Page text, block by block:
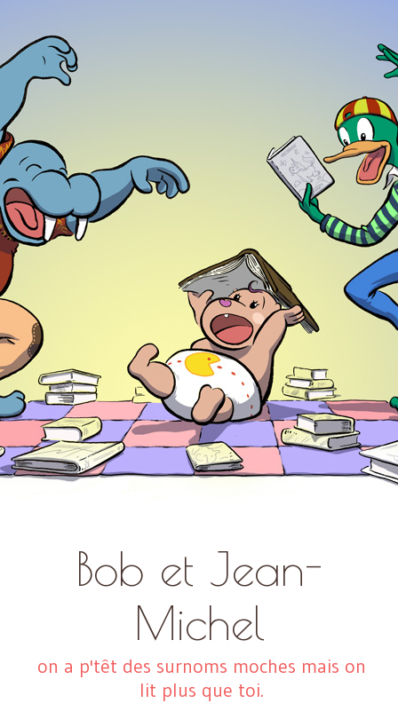
Bob et Jean-
Michel
on a p'têt des surnoms moches mais on
lit plus que toi.